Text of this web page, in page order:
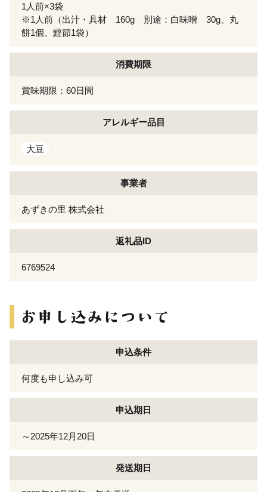
1人前×3袋
※1人前（出汁・具材 160g 別途：白味噌 30g、丸
餅1個、鰹節1袋）
消費期限
賞味期限：60日間
アレルギー品目
大豆
事業者
あずきの里 株式会社
返礼品ID
6769524
申込条件
何度も申し込み可
申込期日
～2025年12月20日
発送期日